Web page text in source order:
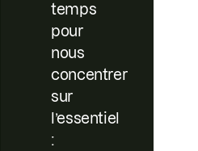
temps
pour
nous
concentrer
sur
l’essentiel
: